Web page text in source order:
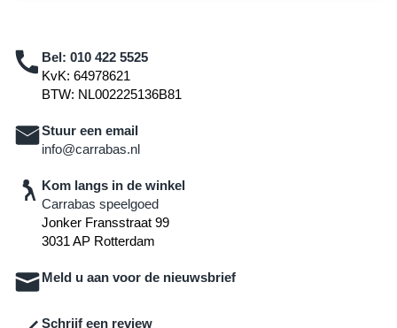
Bel: 010 422 5525
KvK: 64978621
BTW: NL002225136B81
Stuur een email
info@carrabas.nl
Kom langs in de winkel
Carrabas speelgoed
Jonker Fransstraat 99
3031 AP Rotterdam
Meld u aan voor de nieuwsbrief
Schrijf een review